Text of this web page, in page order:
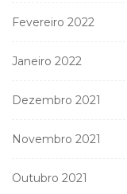
Fevereiro 2022
Janeiro 2022
Dezembro 2021
Novembro 2021
Outubro 2021